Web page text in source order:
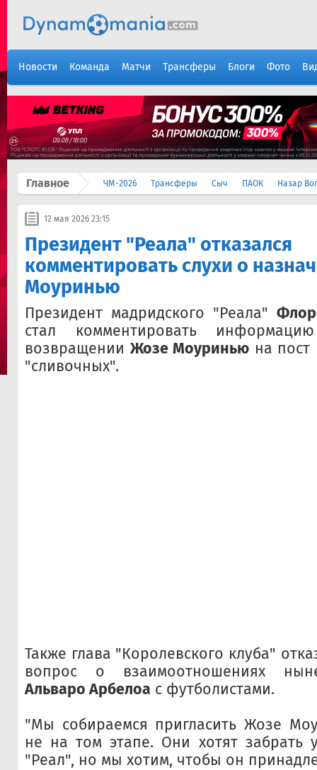
Новости Команда Матчи Трансферы Блоги Фото
Главное ЧМ-2026 Трансферы Сыч ПАОК Назар
12 мая 2026 23:15
Президент "Реала" отказался
комментировать слухи о
Моуринью
Президент мадридского "Реала"
стал комментировать
возвращении Жозе Моуринью на пост
"сливочных".
Также глава "Королевского клуба"
вопрос о взаимоотношениях
Альваро Арбелоа с футболистами.
"Мы собираемся пригласить Жозе
не на том этапе. Они хотят забрать
"Реал", но мы хотим, чтобы он